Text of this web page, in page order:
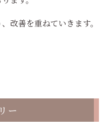
改善を重ねていきます。
ー